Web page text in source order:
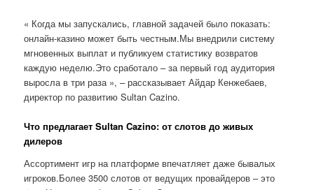
« Когда мы запускались, главной задачей было показать:
онлайн-казино может быть честным.Мы внедрили систему
мгновенных выплат и публикуем статистику возвратов
каждую неделю.Это сработало – за первый год аудитория
выросла в три раза », – рассказывает Айдар Кенжебаев,
директор по развитию Sultan Cazino.
Что предлагает Sultan Cazino: от слотов до живых
дилеров
Ассортимент игр на платформе впечатляет даже бывалых
игроков.Более 3500 слотов от ведущих провайдеров – это